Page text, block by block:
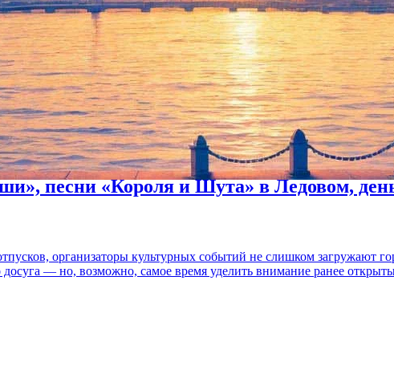
песни «Короля и Шута» в Ледовом,
организаторы культурных событий не слишком загружают
— но, возможно, самое время уделить внимание ранее